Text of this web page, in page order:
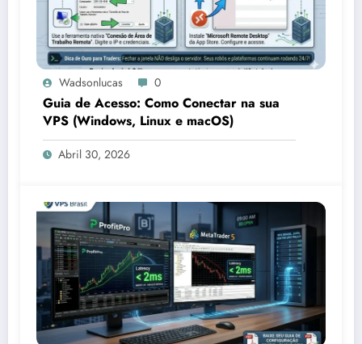
Wadsonlucas 0
Guia de Acesso: Como Conectar na sua
VPS (Windows, Linux e macOS)
Abril 30, 2026